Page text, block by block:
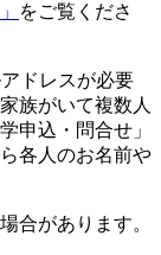
をご覧くださ
ドレスが必要
族がいて複数人
申込・問合せ」
各人のお名前や
合があります。